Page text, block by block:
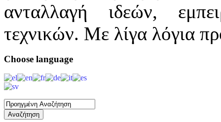
ανταλλαγή ιδεών,
τεχνικών. Με λίγα λόγια
Choose language